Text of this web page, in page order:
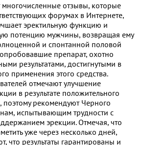
многочисленные отзывы, которые
форумах в Интернете,
эректильную функцию и
потенцию мужчины, возвращая ему
и спонтанной половой
препарат, охотно
результатами, достигнутыми в
применения этого средства.
отмечают улучшение
в результате положительного
рекомендуют Черного
испытывающим трудности с
эрекции. Отмечая, что
уже через несколько дней,
что результаты гарантированы и